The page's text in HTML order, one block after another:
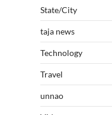
State/City
taja news
Technology
Travel
unnao